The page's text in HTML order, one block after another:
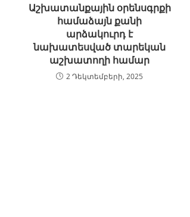
Աշխատանքային օրենսգրքի
համաձայն քանի
արձակուրդ է
նախատեսված տարեկան
աշխատողի համար
2 Դեկտեմբերի, 2025